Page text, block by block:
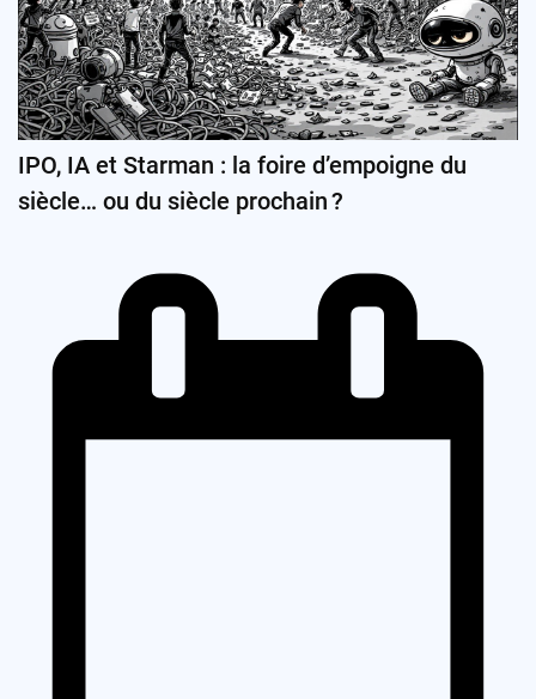
IPO, IA et Starman : la foire d’empoigne du
siècle… ou du siècle prochain ?